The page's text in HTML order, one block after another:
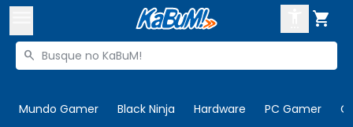

Buscar produtos

Mundo Gamer Black Ninja Hardware PC Gamer